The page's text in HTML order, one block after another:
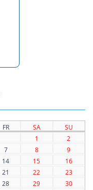
FR SA
SU
1
2
7 8
9
14 15
16
21 22
23
28 29
30